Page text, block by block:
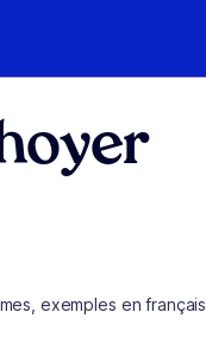
exemples en français